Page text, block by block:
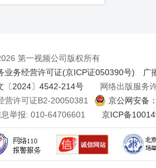
第一视频公司版权所有
业务经营许可证(京ICP证050390号)
广
〔2024〕4542-214号网络出版服务许
营许可证B2-20050381
京公网安备
息举报: 010-64706601 京ICP备